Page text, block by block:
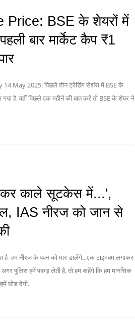
Price: BSE के शेयरों में
बार मार्केट कैप ₹1
14 May 2025: पिछले तीन ट्रेडिंग सेशंस में BSE के
है. वहीं पिछले एक महीने की बात करें तो BSE के शेयर ने
काले सूटकेस में...',
IAS नीरज को जान से
है- हम नीरज के पवन को मार डालेंगे...एक टाइमबम लगाकर
पुलिस हमें पकड़ लेती है, तो हम कहेंगे कि हम मानसिक
छोड़ देगी.